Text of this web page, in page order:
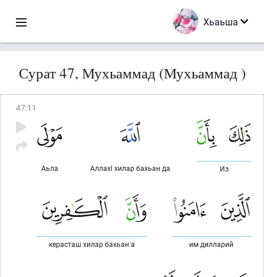
Хьаьша
Сурат 47, Мухьаммад (Мухьаммад )
47:11
Из
Аллахl хилар бахьан да
Аьла
им дилларий
керасташ хилар бахьан а